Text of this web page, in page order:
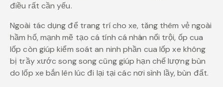
điều rất cần yếu.
Ngoài tác dụng để trang trí cho xe, tăng thêm vẻ ngoài
hầm hố, mạnh mẽ tạo cá tính cá nhân nổi trội, ốp cua
lốp còn giúp kiểm soát an ninh phần cua lốp xe không
bị trầy xước song song cũng giúp hạn chế lượng bùn
do lốp xe bắn lên lúc đi lại tại các nơi sình lầy, bùn đất.